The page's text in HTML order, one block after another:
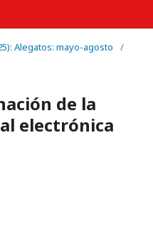
Alegatos: mayo-agosto
/
de la
electrónica